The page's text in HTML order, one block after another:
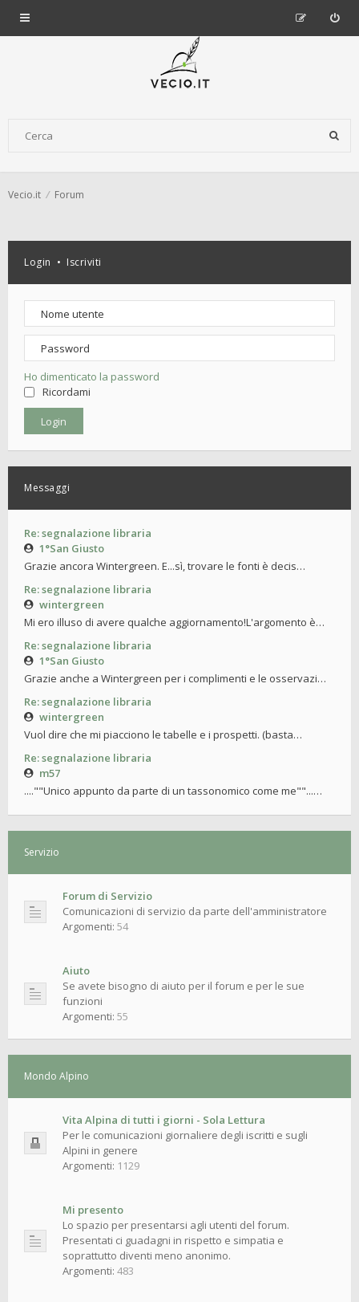
Vecio.it Forum
Login • Iscriviti
Ho dimenticato la password
Ricordami
Messaggi
Re: segnalazione libraria
1°San Giusto
Grazie ancora Wintergreen. E...sì, trovare le fonti è decis…
Re: segnalazione libraria
wintergreen
Mi ero illuso di avere qualche aggiornamento!L'argomento è…
Re: segnalazione libraria
1°San Giusto
Grazie anche a Wintergreen per i complimenti e le osservazi…
Re: segnalazione libraria
wintergreen
Vuol dire che mi piacciono le tabelle e i prospetti. (basta…
Re: segnalazione libraria
m57
....""Unico appunto da parte di un tassonomico come me""...…
Servizio
Forum di Servizio
Comunicazioni di servizio da parte dell'amministratore
Argomenti: 54
Aiuto
Se avete bisogno di aiuto per il forum e per le sue
funzioni
Argomenti: 55
Mondo Alpino
Vita Alpina di tutti i giorni - Sola Lettura
Per le comunicazioni giornaliere degli iscritti e sugli
Alpini in genere
Argomenti: 1129
Mi presento
Lo spazio per presentarsi agli utenti del forum.
Presentati ci guadagni in rispetto e simpatia e
soprattutto diventi meno anonimo.
Argomenti: 483